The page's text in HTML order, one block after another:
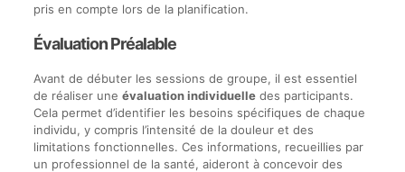
pris en compte lors de la planification.
Évaluation Préalable
Avant de débuter les sessions de groupe, il est essentiel
de réaliser une évaluation individuelledes participants.
Cela permet d’identifier les besoins spécifiques de chaque
individu, y compris l’intensité de la douleur et des
limitations fonctionnelles. Ces informations, recueillies par
un professionnel de la santé, aideront à concevoir des